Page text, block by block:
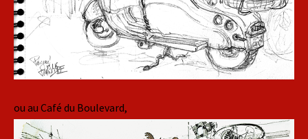
ou au Café du Boulevard,